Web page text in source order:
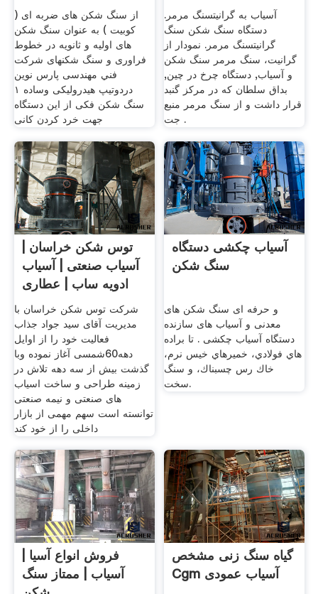
از سنگ شکن های ضربه ای (
کوبیت ) به عنوان سنگ شکن
های اولیه و ثانویه در خطوط
فراوری و سنگ شکنهای شركت
فني مهندسی پارس نوین
دردوتیپ هیدرولیکی وساده ۱
سنگ شکن فکی از این دستگاه
جهت خرد کردن کانی
آسیاب به گرانیتسنگ مرمر.
دستگاه سنگ شکن سنگ
گرانیتسنگ مرمر. نمودار از
گرانیت، سنگ مرمر سنگ شکن
و آسیاب, دستگاه چرخ در چین,
بداق سلطان که در مرکز گنبد
قرار داشت و از سنگ مرمر منبع
جت .
توس شکن خراسان |
آسیاب صنعتی | آسیاب
ادویه ساب | عطاری
شرکت توس شکن خراسان با
مدیریت آقای سید جواد جذاب
فعالیت خود را از اوایل
دهه60شمسی آغاز نموده وبا
گذشت بیش از سه دهه تلاش در
زمینه طراحی و ساخت اسیاب
های صنعتی و نیمه صنعتی
توانسته است سهم مهمی از بازار
داخلی را از خود کند
آسیاب چکشی دستگاه
سنگ شکن
و حرفه ای سنگ شکن های
معدنی و آسیاب های سازنده
دستگاه آسیاب چکشی . تا براده
هاي فولادي، خميرهاي خيس نرم،
خاك رس چسبناك، و سنگ
سخت.
فروش انواع آسیا |
آسیاب | ممتاز سنگ
گیاه سنگ زنی مشخص
Cgm آسیاب عمودی